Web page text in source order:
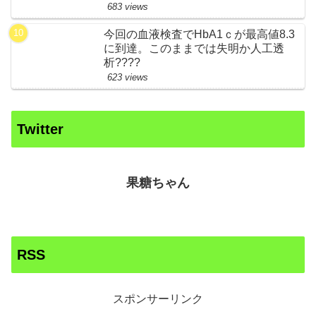
683 views
今回の血液検査でHbA1ｃが最高値8.3
に到達。このままでは失明か人工透
析????
623 views
Twitter
果糖ちゃん
RSS
スポンサーリンク